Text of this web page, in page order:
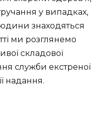
у випадках,
знаходяться
ми розглянемо
складової
служби екстреної
надання.